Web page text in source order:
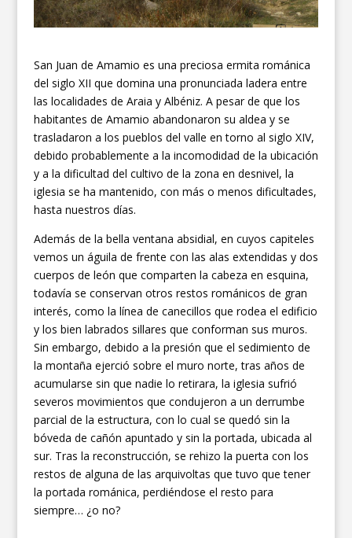
San Juan de Amamio es una preciosa ermita románica
del siglo XII que domina una pronunciada ladera entre
las localidades de Araia y Albéniz. A pesar de que los
habitantes de Amamio abandonaron su aldea y se
trasladaron a los pueblos del valle en torno al siglo XIV,
debido probablemente a la incomodidad de la ubicación
y a la dificultad del cultivo de la zona en desnivel, la
iglesia se ha mantenido, con más o menos dificultades,
hasta nuestros días.
Además de la bella ventana absidial, en cuyos capiteles
vemos un águila de frente con las alas extendidas y dos
cuerpos de león que comparten la cabeza en esquina,
todavía se conservan otros restos románicos de gran
interés, como la línea de canecillos que rodea el edificio
y los bien labrados sillares que conforman sus muros.
Sin embargo, debido a la presión que el sedimiento de
la montaña ejerció sobre el muro norte, tras años de
acumularse sin que nadie lo retirara, la iglesia sufrió
severos movimientos que condujeron a un derrumbe
parcial de la estructura, con lo cual se quedó sin la
bóveda de cañón apuntado y sin la portada, ubicada al
sur. Tras la reconstrucción, se rehizo la puerta con los
restos de alguna de las arquivoltas que tuvo que tener
la portada románica, perdiéndose el resto para
siempre… ¿o no?